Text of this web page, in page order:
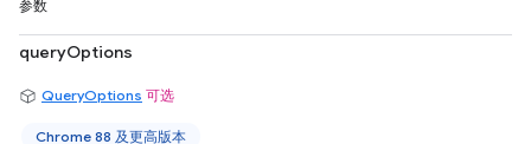
参数
queryOptions
QueryOptions 可选
Chrome 88 及更高版本